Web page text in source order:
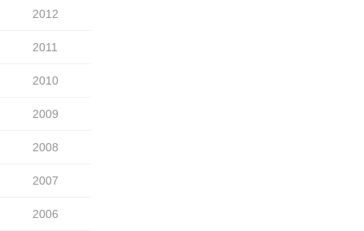
2012
2011
2010
2009
2008
2007
2006